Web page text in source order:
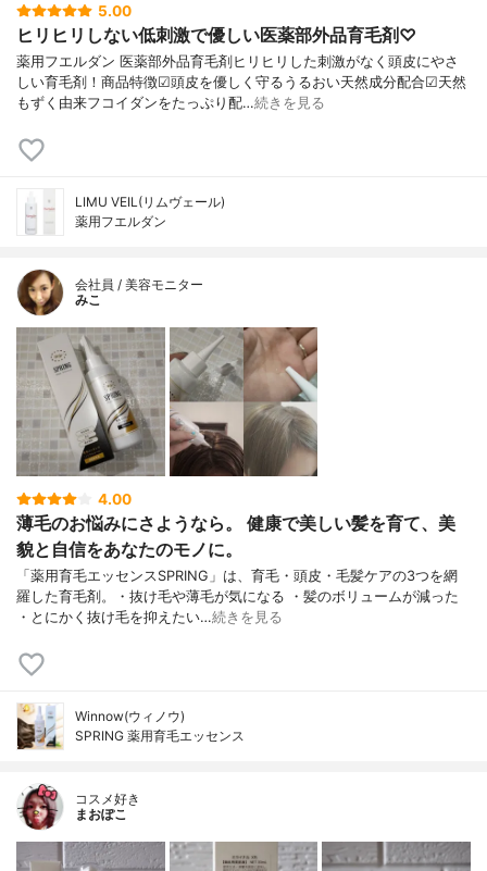
5.00
ヒリヒリしない低刺激で優しい医薬部外品育毛剤♡
薬用フエルダン 医薬部外品育毛剤ヒリヒリした刺激がなく頭皮にやさ
しい育毛剤！商品特徴☑頭皮を優しく守るうるおい天然成分配合☑天然
もずく由来フコイダンをたっぷり配…続きを見る
LIMU VEIL(リムヴェール)
薬用フエルダン
会社員 / 美容モニター
みこ
4.00
薄毛のお悩みにさようなら。 健康で美しい髪を育て、美
貌と自信をあなたのモノに。
「薬用育毛エッセンスSPRING」は、育毛・頭皮・毛髪ケアの3つを網
羅した育毛剤。・抜け毛や薄毛が気になる ・髪のボリュームが減った
・とにかく抜け毛を抑えたい…続きを見る
Winnow(ウィノウ)
SPRING 薬用育毛エッセンス
コスメ好き
まおぽこ